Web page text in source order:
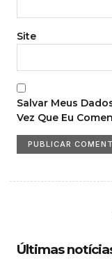
Site
Salvar Meus
Vez Que Eu
Últimas